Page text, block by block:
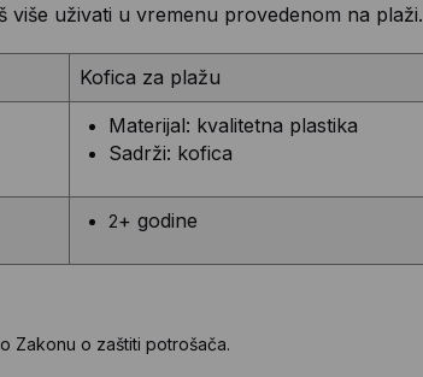
više uživati u vremenu provedenom na plaži.
Kofica za plažu
Materijal: kvalitetna plastika
Sadrži: kofica
2+ godine
Zakonu o zaštiti potrošača.